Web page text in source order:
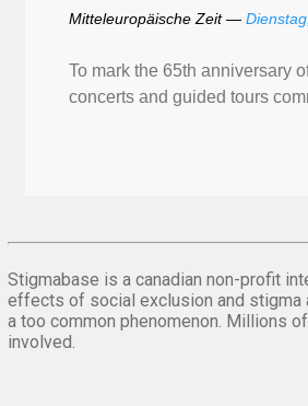
Mitteleuropäische Zeit —
To mark the 65th anniversary
concerts and guided tours
Stigmabase is a canadian non-profit
effects of social exclusion and stigma
a too common phenomenon. Millions
involved.